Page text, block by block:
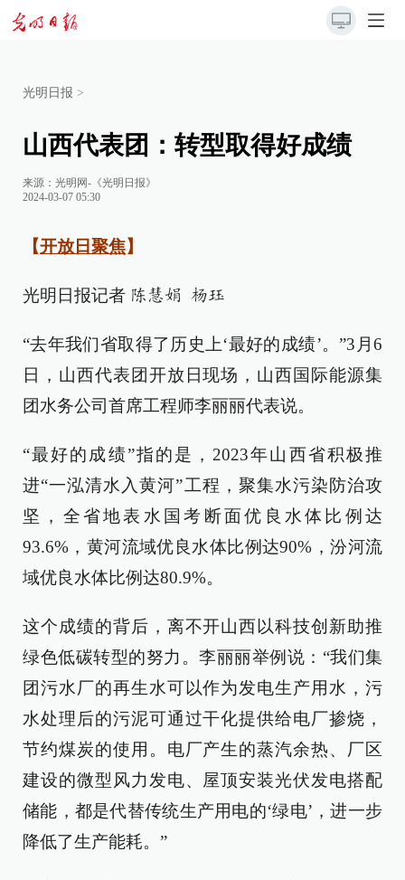
光明日报 >
山西代表团：转型取得好成绩
来源： 光明网-《光明日报》
2024-03-07 05:30
【开放日聚焦】
光明日报记者 陈慧娟 杨珏
“去年我们省取得了历史上‘最好的成绩’。”3月6
日，山西代表团开放日现场，山西国际能源集
团水务公司首席工程师李丽丽代表说。
“最好的成绩”指的是，2023年山西省积极推
进“一泓清水入黄河”工程，聚集水污染防治攻
坚，全省地表水国考断面优良水体比例达
93.6%，黄河流域优良水体比例达90%，汾河流
域优良水体比例达80.9%。
这个成绩的背后，离不开山西以科技创新助推
绿色低碳转型的努力。李丽丽举例说：“我们集
团污水厂的再生水可以作为发电生产用水，污
水处理后的污泥可通过干化提供给电厂掺烧，
节约煤炭的使用。电厂产生的蒸汽余热、厂区
建设的微型风力发电、屋顶安装光伏发电搭配
储能，都是代替传统生产用电的‘绿电’，进一步
降低了生产能耗。”